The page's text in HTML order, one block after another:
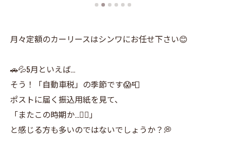
月々定額のカーリースはシンワにお任せ下さい😊
🚗💦5月といえば…
そう！「自動車税」の季節です😱📮
ポストに届く振込用紙を見て、
「またこの時期か…😮‍💨」
と感じる方も多いのではないでしょうか？💭